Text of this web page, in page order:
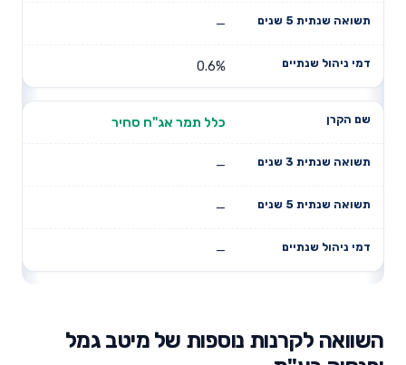
—
0.6%
כלל תמר אג"ח סחיר
—
—
—
השוואה לקרנות נוספות של מיטב גמל